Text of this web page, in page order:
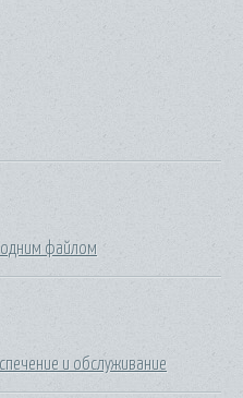
одним файлом
и обслуживание